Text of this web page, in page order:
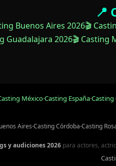
📍
Buenos Aires 2026🎬
Guadalajara 2026🎬 Casting
México·Casting España·Casting
Aires·Casting Córdoba·Casting
y audiciones 2026para actores,